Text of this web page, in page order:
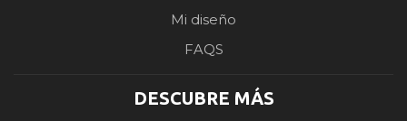
Mi diseño
FAQS
DESCUBRE MÁS